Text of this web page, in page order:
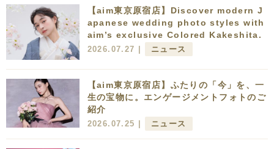
【aim東京原宿店】Discover modern J
apanese wedding photo styles with
aim’s exclusive Colored Kakeshita.
2026.07.27 | ニュース
【aim東京原宿店】ふたりの「今」を、一
生の宝物に。エンゲージメントフォトのご
紹介
2026.07.25 | ニュース